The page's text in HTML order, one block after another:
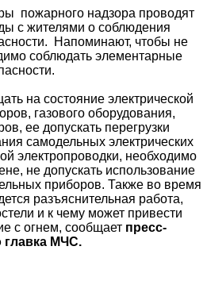
пожарного надзора проводят
с жителями о соблюдения
Напоминают, чтобы не
соблюдать элементарные
на состояние электрической
газового оборудования,
ее допускать перегрузки
самодельных электрических
электропроводки, необходимо
не допускать использование
приборов. Также во время
разъяснительная работа,
и к чему может привести
с огнем, сообщает пресс-
главка МЧС.